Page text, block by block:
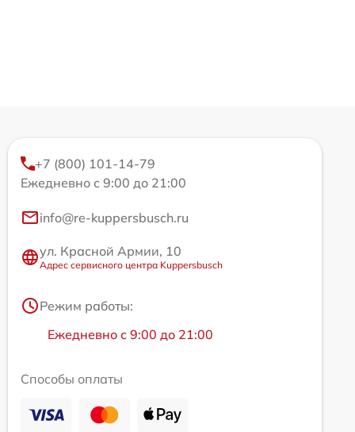
+7 (800) 101-14-79
Ежедневно с 9:00 до 21:00
info@re-kuppersbusch.ru
ул. Красной Армии, 10
Адрес сервисного центра Kuppersbusch
Режим работы:
Ежедневно с 9:00 до 21:00
Способы оплаты